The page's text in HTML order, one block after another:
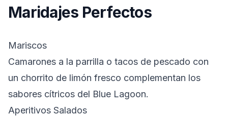
Maridajes Perfectos
Mariscos
Camarones a la parrilla o tacos de pescado con
un chorrito de limón fresco complementan los
sabores cítricos del Blue Lagoon.
Aperitivos Salados